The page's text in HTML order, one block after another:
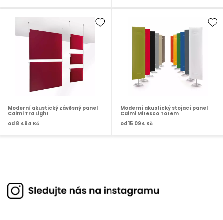
Moderní akustický závěsný panel
Caimi Tra Light
od 8 494 Kč
Moderní akustický stojací panel
Caimi Mitesco Totem
od15 094 Kč